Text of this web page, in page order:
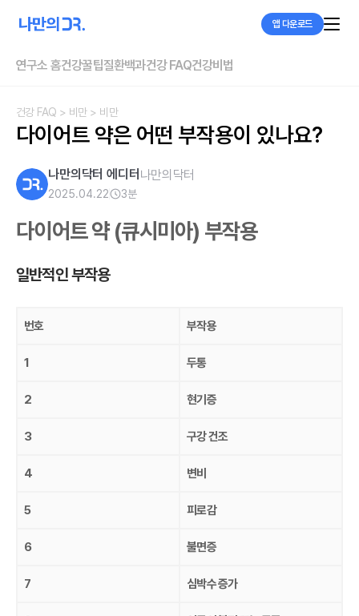
앱 다운로드
연구소 홈건강꿀팁질환백과건강 FAQ건강비법
건강 FAQ > 비만> 비만
다이어트 약은 어떤 부작용이 있나요?
나만의닥터 에디터 나만의닥터
2025.04.22 3분
다이어트 약 (큐시미아) 부작용
일반적인 부작용
번호 부작용
1 두통
2 현기증
3 구강 건조
4 변비
5 피로감
6 불면증
7 심박수 증가